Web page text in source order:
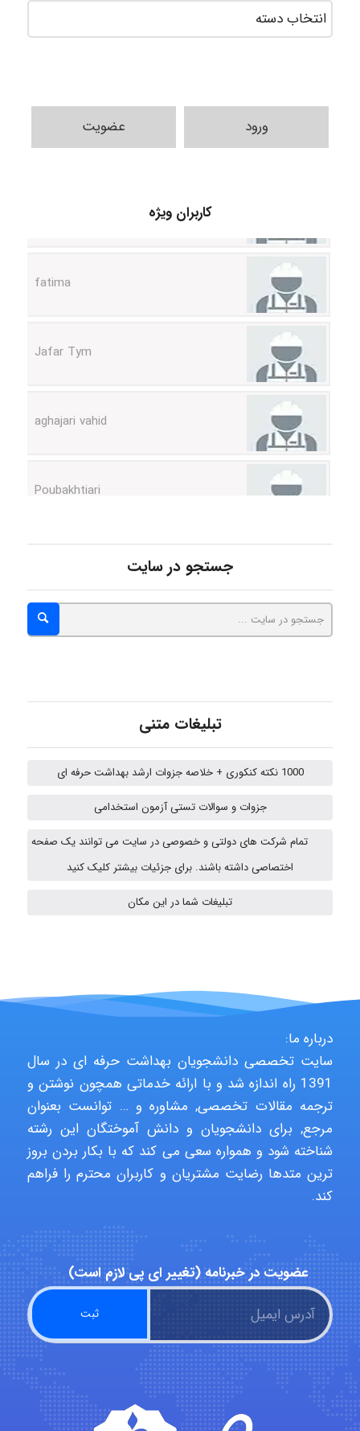
ورود عضویت
کاربران ویژه
A.balandeh
Jafar Tym
aghajari vahid
Poubakhtiari
hosein abdolvand
Kati
emami
جستجو در سایت
تبلیغات متنی
1000 نکته کنکوری + خلاصه جزوات ارشد بهداشت حرفه ای
جزوات و سوالات تستی آزمون استخدامی
تمام شرکت های دولتی و خصوصی در سایت می توانند یک صفحه
اختصاصی داشته باشند. برای جزئیات بیشتر کلیک کنید
تبلیغات شما در این مکان
درباره ما:
سایت تخصصی دانشجویان بهداشت حرفه ای در سال
1391 راه اندازه شد و با ارائه خدماتی همچون نوشتن و
ترجمه مقالات تخصصی, مشاوره و … توانست بعنوان
مرجع, برای دانشجویان و دانش آموختگان این رشته
شناخته شود و همواره سعی می کند که با بکار بردن بروز
ترین متدها رضایت مشتریان و کاربران محترم را فراهم
کند.
عضویت در خبرنامه (تغییر ای پی لازم است)